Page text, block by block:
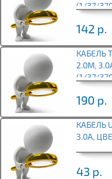
(1/37/
142 р.
КАБЕЛЬ
2.0М,
(1/37/
190 р.
КАБЕЛЬ
3.0А,
43 р.